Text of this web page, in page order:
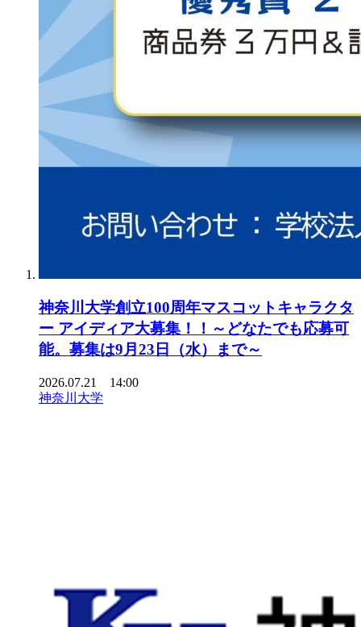
神奈川大学創立100周年マスコットキャラクタ
ー アイディア大募集！！～どなたでも応募可
能。募集は9月23日（水）まで～
2026.07.21 14:00
神奈川大学